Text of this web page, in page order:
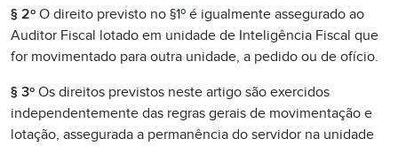
§ 2º O direito previsto no §1º é igualmente assegurado ao
Auditor Fiscal lotado em unidade de Inteligência Fiscal que
for movimentado para outra unidade, a pedido ou de ofício.
§ 3º Os direitos previstos neste artigo são exercidos
independentemente das regras gerais de movimentação e
lotação, assegurada a permanência do servidor na unidade